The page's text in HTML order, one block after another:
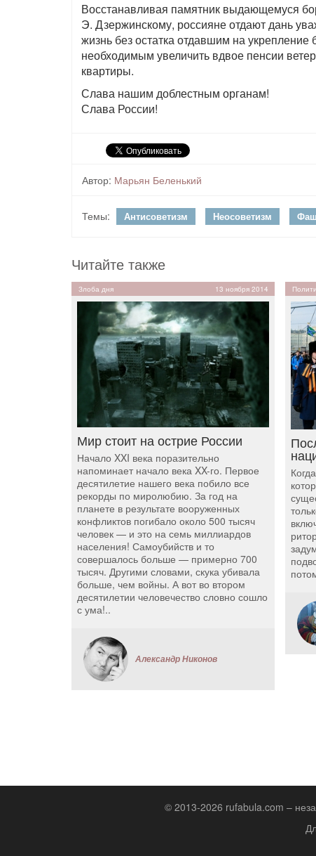
Восстанавливая памятник выдающемуся
Э. Дзержинскому, россияне отдают дань
жизнь без остатка отдавшим на
необходимым увеличить вдвое пенсии
квартиры.
Слава нашим доблестным органам!
Слава России!
Автор: Марьян Беленький
Темы: Антисоветизм Неосоветизм
Читайте также
Злоба дня 13 ноября 2014
Мир стоит на острие России
Начало XXI века поразительно
напоминает начало века XX-го. Первое
десятилетие нашего века побило все
рекорды по миролюбию. За год на
планете в результате вооруженных
конфликтов погибало около 500 тысяч
человек — и это на семь миллиардов
населения! Самоубийств и то
совершалось больше — примерно 700
тысяч. Другими словами, скука убивала
больше, чем войны. А вот во втором
десятилетии человечество словно сошло
с ума!..
Александр Никонов
© 2013-2026 rufabula.com –